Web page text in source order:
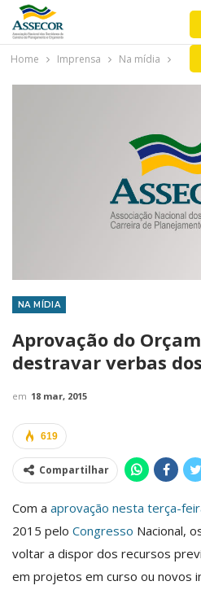
Home Imprensa Na mídia
NA MÍDIA
Aprovação do
destravar verbas
em 18 mar, 2015
619
Compartilhar
Com a aprovação nesta terça-
2015 pelo Congresso Nacional,
voltar a dispor dos recursos
em projetos em curso ou novos